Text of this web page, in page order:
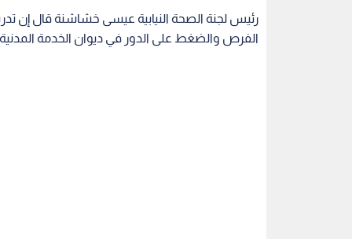
رئيس لجنة الصحة النيابية عيسى خشاشنة قال إن
الفرص والضغط على الدور في ديوان الخدمة